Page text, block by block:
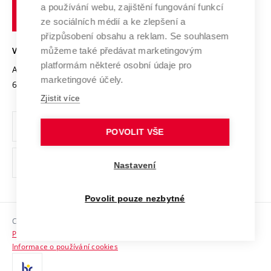
Transfer znalostí
Open Science
Projekty
Projekty ze strukturálních fondů
Specifický výzkum
Mezinárodní dohody
Univerzitní sítě
Podnikavá univerzita / ContriBUTe
Bezpečná univerzita
Vyznamenání
Organizační struktura
Ochrana osobních údajů
odkaz)
Sociální bezpečí
HR Award
technické
VYSOKÉ UČENÍ TECHNICKÉ V BRNĚ
Antonínská 548/1
602 00 Brno
www.vut.cz
vut@vutbr.cz
Copyright © 2026 VUT
Prohlášení o přístupnosti
Informace o používání cookies
a používání webu, zajištění fungování funkcí
ze sociálních médií a ke zlepšení a
přizpůsobení obsahu a reklam. Se souhlasem
můžeme také předávat marketingovým
platformám některé osobní údaje pro
marketingové účely.
Zjistit více
POVOLIT VŠE
Nastavení
Povolit pouze nezbytné